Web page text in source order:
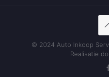
© 2024 Auto Inkoop
Realisatie